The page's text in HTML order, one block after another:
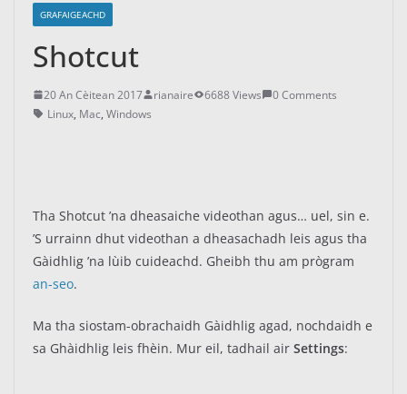
GRAFAIGEACHD
Shotcut
20 An Cèitean 2017 rianaire 6688 Views
0 Comments
Linux, Mac, Windows
Tha Shotcut ’na dheasaiche videothan agus… uel, sin e.
’S urrainn dhut videothan a dheasachadh leis agus tha
Gàidhlig ’na lùib cuideachd. Gheibh thu am prògram
an-seo.
Ma tha siostam-obrachaidh Gàidhlig agad, nochdaidh e
sa Ghàidhlig leis fhèin. Mur eil, tadhail air Settings: